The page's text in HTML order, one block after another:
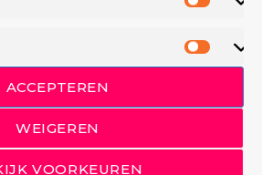
ACCEPTEREN
WEIGEREN
VOORKEUREN